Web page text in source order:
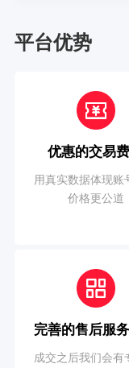
平台优势
优惠的交易
用真实数据体现账
价格更公道
完善的售后服
成交之后我们会有